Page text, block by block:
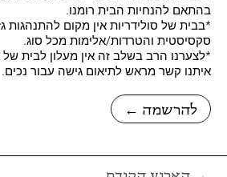
← להרשמה
בהתאם להנחיות הבית רומנו.
*בבית של סולידריות אין מקום להתנהגות
סקסיסטית והטרדות/אלימות מכל סוג.
*לצערנו הרב בשלב זה אין מעלון לבית של
איתנו קשר מראש לתיאום גישה עבור נכים.